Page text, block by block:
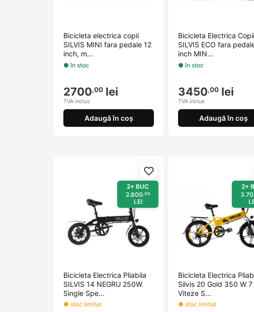
Bicicleta electrica copii
SILVIS MINI fara pedale 12
inch, m...
● în stoc
2700,00 lei
TVA inclus
Adaugă în coș
Bicicleta Electrica Copii
SILVIS ECO fara
inch MIN...
● în stoc
3450,00 lei
TVA inclus
Adaugă în coș
Adaugă la favorite
2+ BUC
2.800,00
LEI
Bicicleta Electrica Pliabila
SILVIS 14 NEGRU 250W
Single Spe...
● stoc limitat
2+
Bicicleta Electrica
Silvis 20 Gold 350 W 7
Viteze S...
● stoc limitat